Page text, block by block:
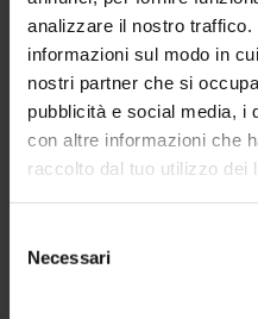
analizzare il nostro traffico.
informazioni sul modo in
nostri partner che si
pubblicità e social media, i
con altre informazioni che
raccolto dal tuo utilizzo dei
delNecessari
Per maggiori informazioni si
all’evento.